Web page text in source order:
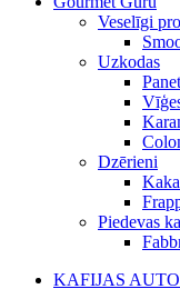
Veselīgi
Uzkodas
Dzērieni
Piedevas
KAFIJAS